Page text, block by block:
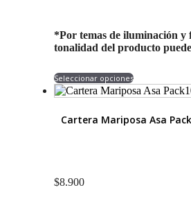
*Por temas de iluminación y
tonalidad del producto
Seleccionar opcionesproducto
tiene
variantes.
Cartera Mariposa Asa
$8.900